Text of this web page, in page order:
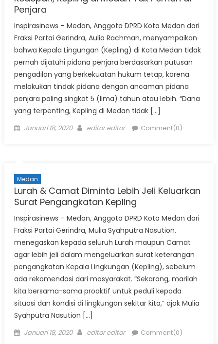
Penjara
Inspirasinews – Medan, Anggota DPRD Kota Medan dari
Fraksi Partai Gerindra, Aulia Rachman, menyampaikan
bahwa Kepala Lingungan (Kepling) di Kota Medan tidak
pernah dijatuhi pidana penjara berdasarkan putusan
pengadilan yang berkekuatan hukum tetap, karena
melakukan tindak pidana dengan ancaman pidana
penjara paling singkat 5 (lima) tahun atau lebih. “Dana
yang terpenting, Kepling di Medan tidak […]
Posted
Januari 18, 2020 Author
editor editor Comment(0)
Medan
Lurah & Camat Diminta Lebih Jeli Keluarkan
Surat Pengangkatan Kepling
Inspirasinews – Medan, Anggota DPRD Kota Medan dari
Fraksi Partai Gerindra, Mulia Syahputra Nasution,
menegaskan kepada seluruh Lurah maupun Camat
agar lebih jeli dalam mengeluarkan surat keterangan
pengangkatan Kepala Lingkungan (Kepling), sebelum
ada rekomendasi dari masyarakat. “Sekarang, marilah
kita bersama-sama proaktif untuk peduli kepada
situasi dan kondisi di lingkungan sekitar kita,” ajak Mulia
Syahputra Nasution […]
Posted
Januari 18, 2020 Author
editor editor Comment(0)